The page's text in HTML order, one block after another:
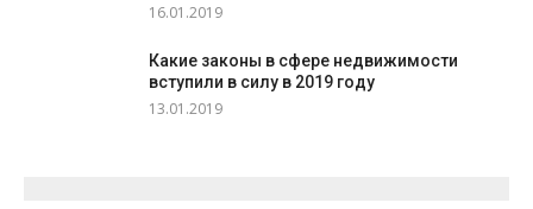
16.01.2019
Какие законы в сфере недвижимости
вступили в силу в 2019 году
13.01.2019